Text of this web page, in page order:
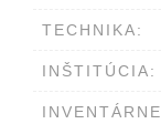
TECHNIKA:
INŠTITÚCIA:
INVENTÁRNE